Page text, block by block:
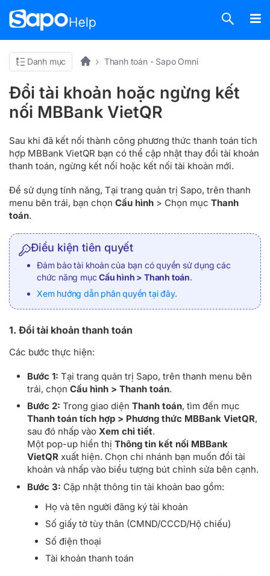
Danh mục Thanh toán - Sapo Omni
Đổi tài khoản hoặc ngừng kết
nối MBBank VietQR
Sau khi đã kết nối thành công phương thức thanh toán tích
hợp MBBank VietQR bạn có thể cập nhật thay đổi tài khoản
thanh toán, ngừng kết nối hoặc kết nối tài khoản mới.
Để sử dụng tính năng, Tại trang quản trị Sapo, trên thanh
menu bên trái, bạn chọn Cấu hình > Chọn mục Thanh
toán.
Điều kiện tiên quyết
Đảm bảo tài khoản của bạn có quyền sử dụng các
chức năng mụcCấu hình > Thanh toán.
Xem hướng dẫn phân quyền tại đây.
1. Đổi tài khoản thanh toán
Các bước thực hiện:
Bước 1: Tại trang quản trị Sapo, trên thanh menu bên
trái, chọn Cấu hình > Thanh toán.
Bước 2: Trong giao diện Thanh toán, tìm đến mục
Thanh toán tích hợp > Phương thức MBBank VietQR,
sau đó nhấp vào Xem chi tiết.
Một pop-up hiển thị Thông tin kết nối MBBank
VietQR xuất hiện. Chọn chi nhánh bạn muốn đổi tài
khoản và nhấp vào biểu tượng bút chỉnh sửa bên cạnh.
Bước 3: Cập nhật thông tin tài khoản bao gồm:
Họ và tên người đăng ký tài khoản
Số giấy tờ tùy thân (CMND/CCCD/Hộ chiếu)
Số điện thoại
Tài khoản thanh toán